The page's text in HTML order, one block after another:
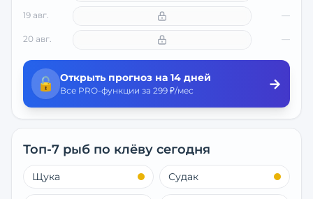
19 авг. —
20 авг. —
🔓 Открыть прогноз на 14 дней
Все PRO-функции за 299 ₽/мес →
Топ-7 рыб по клёву сегодня
Щука Судак